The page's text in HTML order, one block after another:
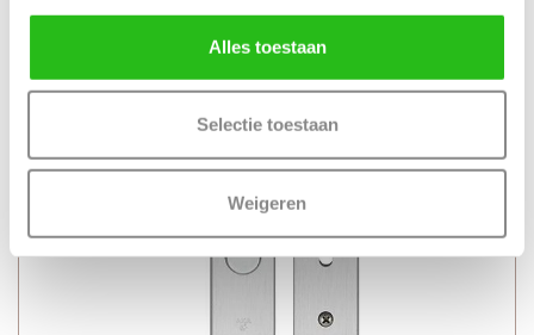
Alles toestaan
Selectie toestaan
Weigeren